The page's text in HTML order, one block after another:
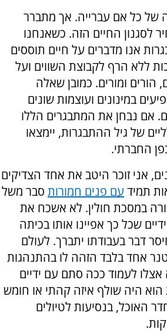
של כל אם עברייה. אך מתברר
לסגנון החיים הזה. כשאנחנו
אנו מדברים על חיים תוססים
ללא הרף לקבוצת השווים ועל
הורים ומורים. כמובן שאלה
במינונים ועוצמות שונים
אם נבחן את המתבגרים הללו
של גיל ההתבגרות, יימצאו
החברתי.
אני זוכר היטב את אחד הצדיקים
תמיד עם פנים חמורות סבר משל
במסכת חולין. לא אשכח את
שכל כך אפיינו אותו בכיתה
דבר בעבודתו יתברך. לעולם
אחד בלבד הזהה לו בהתנהגות
אצלו לעמוד ככה סתם עם ידיים
הוא היה שולף איזה קהתי או חומש
האוכל, בנסיעות לטיולים